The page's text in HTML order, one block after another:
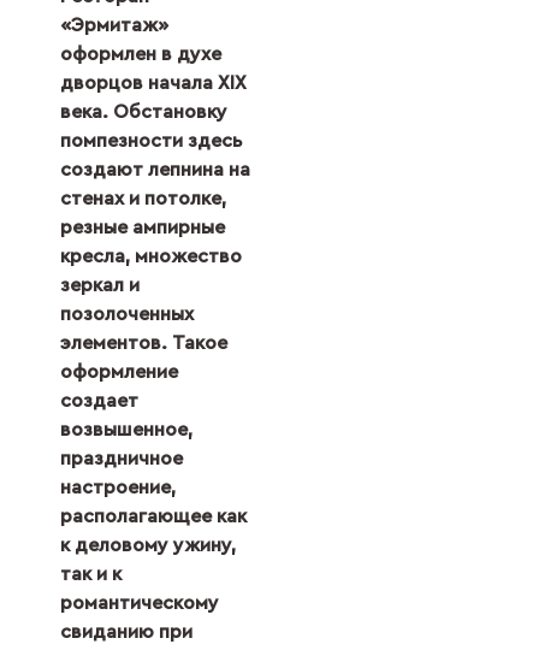
«Эрмитаж»
оформлен в духе
дворцов начала XIX
века. Обстановку
помпезности здесь
создают лепнина на
стенах и потолке,
резные ампирные
кресла, множество
зеркал и
позолоченных
элементов. Такое
оформление
создает
возвышенное,
праздничное
настроение,
располагающее как
к деловому ужину,
так и к
романтическому
свиданию при